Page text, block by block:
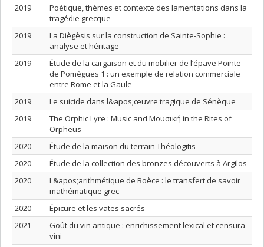
2019
Poétique, thèmes et contexte des lamentations dans la
tragédie grecque
2019
La Diègèsis sur la construction de Sainte-Sophie :
analyse et héritage
2019
Étude de la cargaison et du mobilier de l’épave Pointe
de Pomègues 1 : un exemple de relation commerciale
entre Rome et la Gaule
2019
Le suicide dans l&apos;œuvre tragique de Sénèque
2019
The Orphic Lyre : Music and Μουσική in the Rites of
Orpheus
2020
Étude de la maison du terrain Théologitis
2020
Étude de la collection des bronzes découverts à Argilos
2020
L&apos;arithmétique de Boèce : le transfert de savoir
mathématique grec
2020
Épicure et les vates sacrés
2021
Goût du vin antique : enrichissement lexical et censura
vini